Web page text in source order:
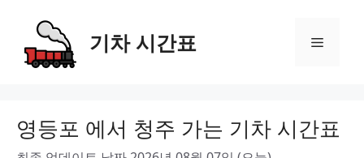
content
기차 시간표 Menu
영등포 에서 청주 가는 기차 시간표